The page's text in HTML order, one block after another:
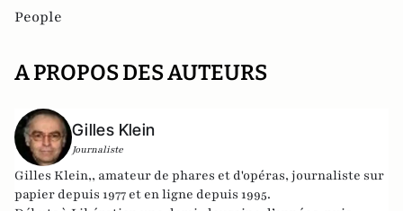
People
A PROPOS DES AUTEURS
Gilles Klein
Journaliste
Gilles Klein,, amateur de phares et d'opéras, journaliste sur
papier depuis 1977 et en ligne depuis 1995.